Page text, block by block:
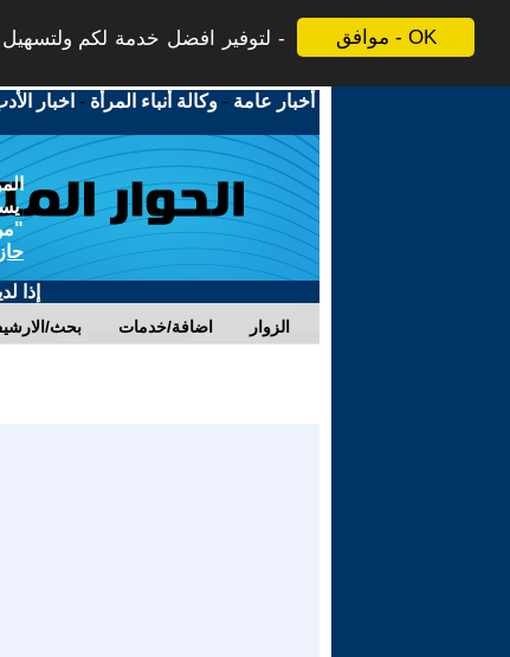
موافق - OK
لتوفير افضل خدمة لكم
أخبار عامة -وكالة أنباء المرأة - اخبار
إذا
بحث/ اضافة/خدمات الزوار